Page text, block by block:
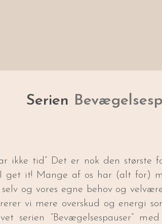
Serien
ikke tid” Det er nok den største
get it! Mange af os har (alt for)
og vores egne behov og
vi mere overskud og energi
serien “Bevægelsespauser”